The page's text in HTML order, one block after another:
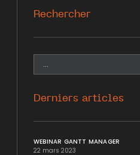
Rechercher
Derniers articles
WEBINAR GANTT MANAGER
22 mars 2023